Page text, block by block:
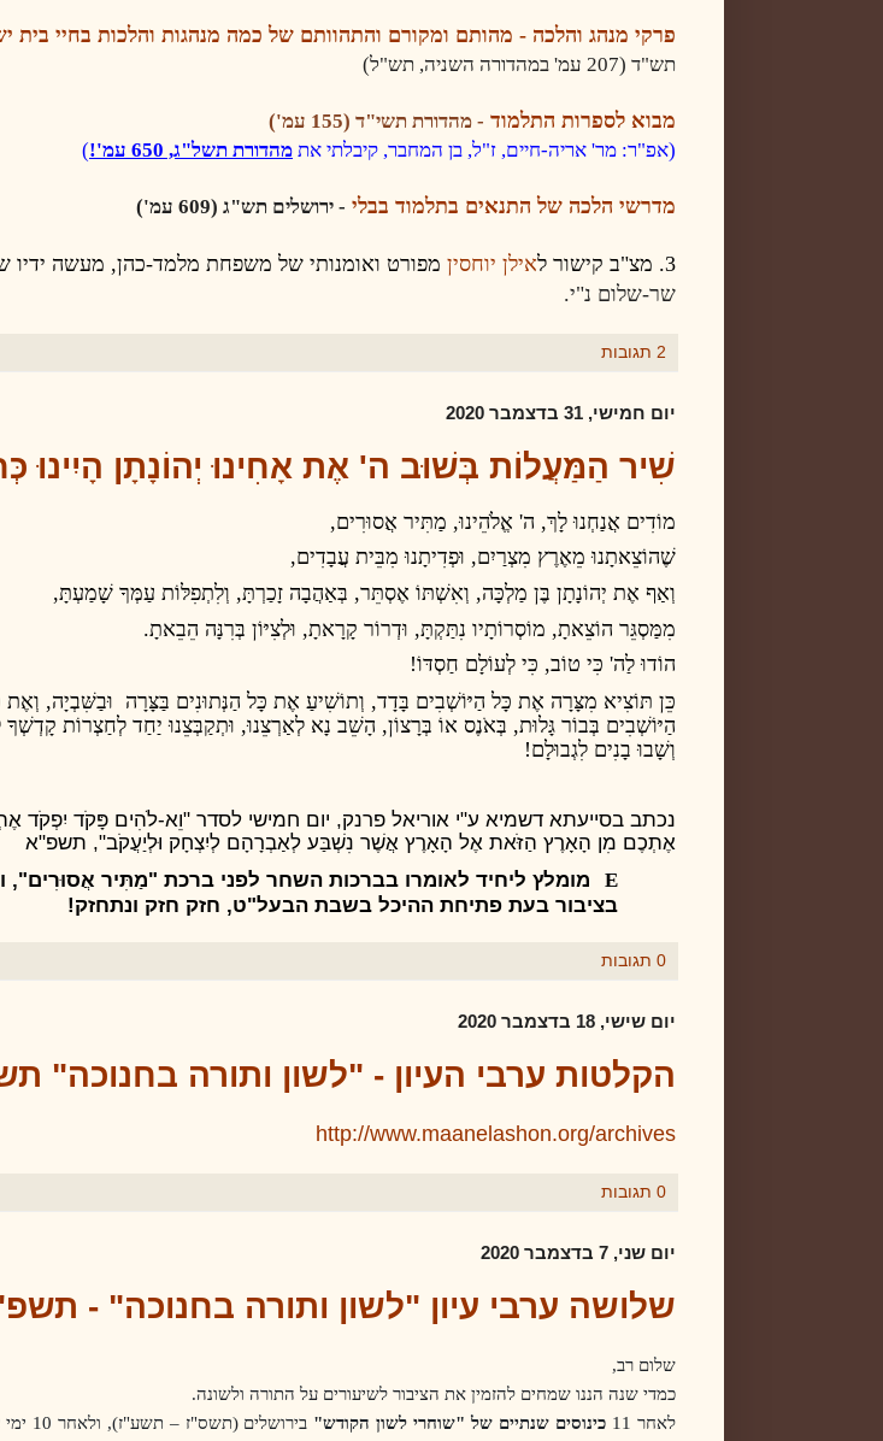
פרקי מנהג והלכה - מהותם ומקורם והתהוותם של כמה מנהגות והלכות בחיי בית
תש"ד (207 עמ' במהדורה השניה, תש"ל)
מבוא לספרות התלמוד - מהדורת תשי"ד (155 עמ')
(אפ"ר: מר' אריה-חיים, ז"ל, בן המחבר, קיבלתי את מהדורת תשל"ג, 650 עמ'! )
מדרשי הלכה של התנאים בתלמוד בבלי - ירושלים תש"ג (609 עמ')
3. מצ"ב קישור לאילן יוחסין מפורט ואומנותי של משפחת מלמד-כהן, מעשה ידיו
שר-שלום נ"י.
2 תגובות
יום חמישי, 31 בדצמבר 2020
שִׁיר הַמַּעֲלוֹת בְּשׁוּב ה' אֶת אָחִינוּ יְהוֹנָתָן הָיִינוּ
מוֹדִים אֲנַחְנוּ לָךְ, ה' אֱלֹהֵינוּ, מַתִּיר אֲסוּרִים,
שֶׁהוֹצֵאתָנוּ מֵאֶרֶץ מִצְרַיִם, וּפְדִיתָנוּ מִבֵּית עֲבָדִים,
וְאַף אֶת יְהוֹנָתָן בֶּן מַלְכָּה, וְאִשְׁתּוֹ אֶסְתֵּר, בְּאַהֲבָה זָכַרְתָּ, וְלִתְפִלּוֹת עַמְּךָ שָׁמַעְתָּ,
מִמַּסְגֵּר הוֹצֵאתָ, מוֹסְרוֹתָיו נִתַּקְתָּ, וּדְרוֹר קָרָאתָ, וּלְצִיּוֹן בְּרִנָּה הֵבֵאתָ.
הוֹדוּ לַה' כִּי טוֹב, כִּי לְעוֹלָם חַסְדּוֹ!
כֵּן תּוֹצִיא מִצָּרָה אֶת כָּל הַיּוֹשְׁבִים בָּדָד, וְתוֹשִׁיעַ אֶת כָּל הַנְּתוּנִים בַּצָּרָה
וּבַשִּׁבְיָה, וְאֶת
הַיּוֹשְׁבִים בְּבוֹר גָּלוּת, בְּאֹנֶס אוֹ בְּרָצוֹן, הָשֵׁב נָא לְאַרְצֵנוּ, וּתְקַבְּצֵנוּ יַחַד לְחַצְרוֹת קָדְשְׁךָ
וְשָׁבוּ בָנִים לִגְבוּלָם!
נכתב בסייעתא דשמיא ע"י אוריאל פרנק, יום חמישי לסדר "וֵא-לֹהִים פָּקֹד יִפְקֹד
אֶתְכֶם מִן הָאָרֶץ הַזֹּאת אֶל הָאָרֶץ אֲשֶׁר נִשְׁבַּע לְאַבְרָהָם לְיִצְחָק וּלְיַעֲקֹב", תשפ"א
E
מומלץ ליחיד לאומרו בברכות השחר לפני ברכת "מַתִּיר אֲסוּרִים",
בציבור בעת פתיחת ההיכל בשבת הבעל"ט, חזק חזק ונתחזק!
0 תגובות
יום שישי, 18 בדצמבר 2020
הקלטות ערבי העיון - "לשון ותורה בחנוכה"
http://www.maanelashon.org/archives
0 תגובות
יום שני, 7 בדצמבר 2020
שלושה ערבי עיון "לשון ותורה בחנוכה" -
שלום רב,
כמדי שנה הננו שמחים להזמין את הציבור לשיעורים על התורה ולשונה.
לאחר 11
כינוסים שנתיים של "שוחרי לשון הקודש" בירושלים (תשס"ז–